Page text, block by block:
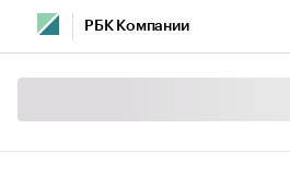
РБК Компании